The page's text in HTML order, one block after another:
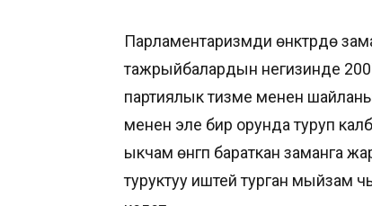
Парламентаризмди өнүктүрүүдө
тажрыйбалардын негизинде
партиялык тизме менен
менен эле бир орунда туруп
ыкчам өнүгүп бараткан заманга
туруктуу иштей турган мыйзам